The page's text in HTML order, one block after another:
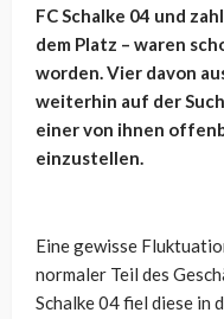
FC Schalke 04 und
dem Platz – waren
worden. Vier davon
weiterhin auf der
einer von ihnen
einzustellen.
Eine gewisse
normaler Teil des
Schalke 04 fiel diese in